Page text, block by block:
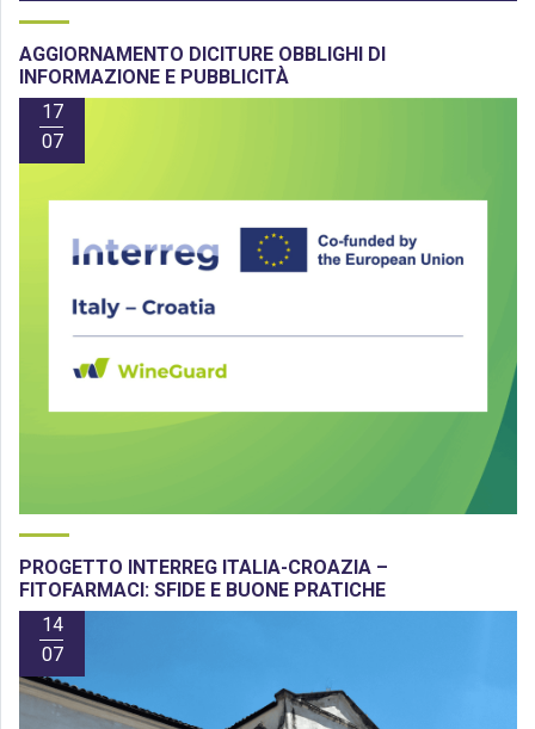
AGGIORNAMENTO DICITURE OBBLIGHI DI
INFORMAZIONE E PUBBLICITÀ
17
07
PROGETTO INTERREG ITALIA-CROAZIA –
FITOFARMACI: SFIDE E BUONE PRATICHE
14
07